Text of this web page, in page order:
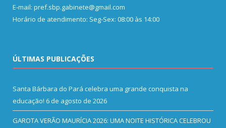
E-mail: pref.sbp.gabinete@gmail.com
Horário de atendimento: Seg-Sex: 08:00 às 14:00
ÚLTIMAS PUBLICAÇÕES
Santa Bárbara do Pará celebra uma grande conquista na
educação! 6 de agosto de 2026
GAROTA VERÃO MAURÍCIA 2026: UMA NOITE HISTÓRICA CELEBROU